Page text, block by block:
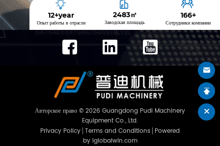
13+year
Опыт работы в отрасли
2717㎡
Заводская площадь
181+
Сотрудники компании
Авторское право © 2026 Guangdong Pudi Machinery
Equipment Co., Ltd.
Privacy Policy Terms and Conditions Powered
by iglobalwin.com